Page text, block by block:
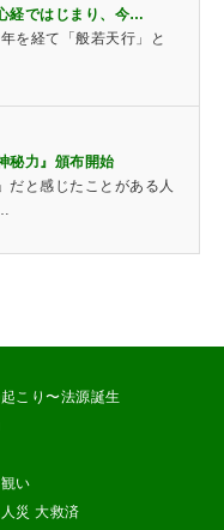
経ではじまり、今…
を経て「般若天行」と
秘力』頒布開始
だと感じたことがある人
こり〜法源誕生
い
災 大救済